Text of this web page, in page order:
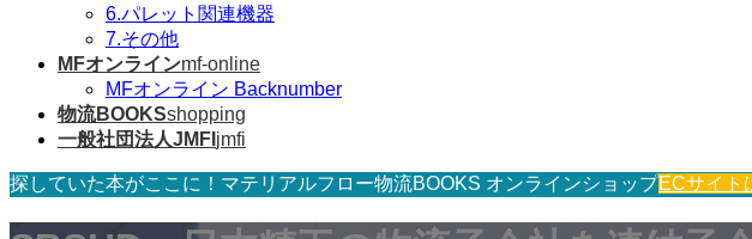
6.パレット関連機器
7.その他
MFオンラインmf-online
MFオンライン Backnumber
物流BOOKSshopping
一般社団法人JMFI jmfi
探していた本がここに！マテリアルフロー物流BOOKS オンラインショップECサイト